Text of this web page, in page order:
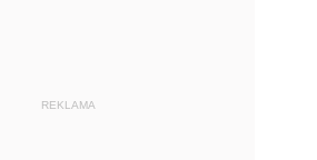
REKLAMA